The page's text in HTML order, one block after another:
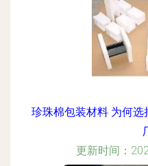
珍珠棉包装材料 为何
更新时间：